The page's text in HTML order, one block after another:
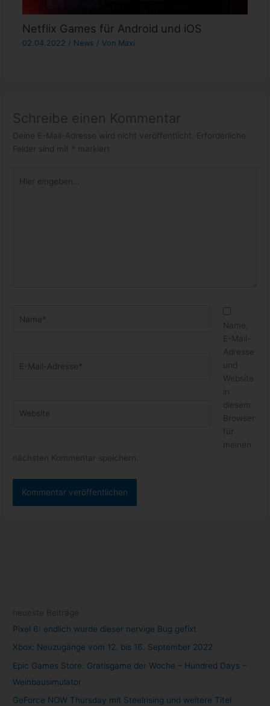
Netflix Games für Android und iOS
02.04.2022 / News / Von Maxi
Schreibe einen Kommentar
Deine E-Mail-Adresse wird nicht veröffentlicht.
Erforderliche
Felder sind mit
* markiert
eingeben…
Mail-
Name,
E-Mail-
Adresse
und
Website
in
diesem
Browser
für
meinen
nächsten Kommentar speichern.
Pixel 6: endlich wurde dieser nervige Bug gefixt
Xbox: Neuzugänge vom 12. bis 16. September 2022
Epic Games Store: Gratisgame der Woche – Hundred Days –
Weinbausimulator
GeForce NOW Thursday mit Steelrising und weitere Titel